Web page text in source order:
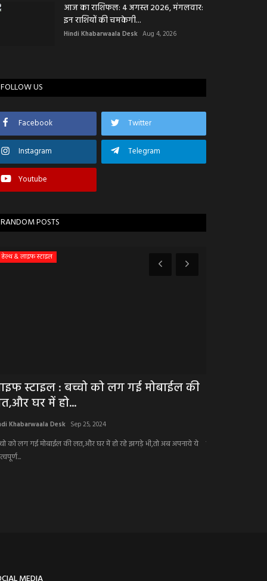
आज का राशिफल: 4 अगस्त 2026, मंगलवार:
इन राशियों की चमकेगी...
Hindi Khabarwaala Desk Aug 4, 2026
FOLLOW US
Facebook Twitter
Instagram Telegram
Youtube
RANDOM POSTS
हेल्थ & लाइफ स्टाइल
स्टाइल : बच्चो को लग गई मोबाईल की
घर में हो...
Khabarwaala Desk Sep 25, 2024
को लग गई मोबाईल की लत,और घर में हो रहे झगड़े भी,तो अब अपनाये ये